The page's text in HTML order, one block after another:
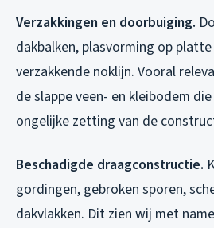
Verzakkingen en doorbuiging.
dakbalken, plasvorming op platte
verzakkende noklijn. Vooral
de slappe veen- en kleibodem
ongelijke zetting van de
Beschadigde draagconstructie.
gordingen, gebroken sporen,
dakvlakken. Dit zien wij met